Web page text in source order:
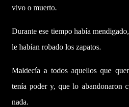
vivo o muerto.
Durante ese tiempo había
le habían robado los zapatos.
Maldecía a todos aquellos que
tenía poder y, que lo abandonaron
nada.